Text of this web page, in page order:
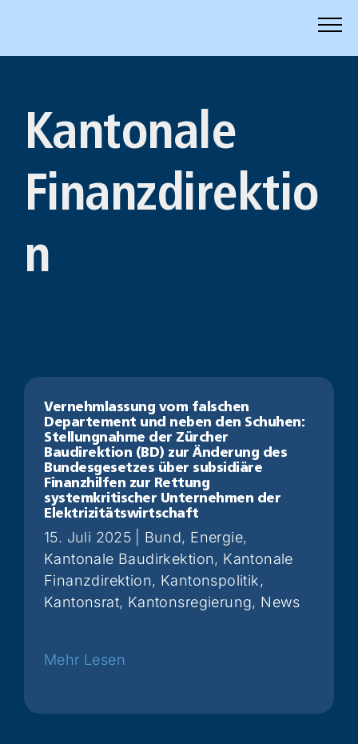
Inhalt
Kantonale
Finanzdirektio
n
Vernehmlassung vom falschen
Departement und neben den Schuhen:
Stellungnahme der Zürcher
Baudirektion (BD) zur Änderung des
Bundesgesetzes über subsidiäre
Finanzhilfen zur Rettung
systemkritischer Unternehmen der
Elektrizitätswirtschaft
15. Juli 2025 Bund, Energie,
Kantonale Baudirkektion, Kantonale
Finanzdirektion, Kantonspolitik,
Kantonsrat, Kantonsregierung, News